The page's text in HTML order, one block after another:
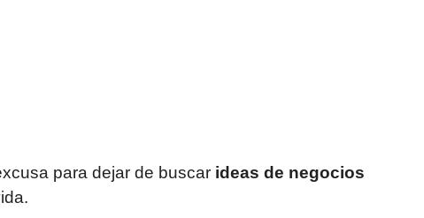
para dejar de buscar ideas de negocios